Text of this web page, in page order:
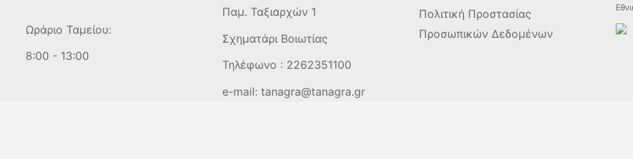
Ωράριο Ταμείου:
8:00 - 13:00
Παμ. Ταξιαρχών 1
Σχηματάρι Βοιωτίας
Τηλέφωνο : 2262351100
e-mail:tanagra@tanagra.gr
Πολιτική Προστασίας
Προσωπικών Δεδομένων